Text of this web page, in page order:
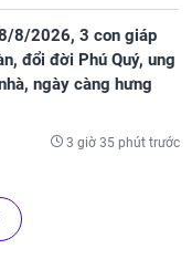
8/2026, 3 con giáp
đổi đời Phú Quý, ung
ngày càng hưng
3 giờ 35 phút trước